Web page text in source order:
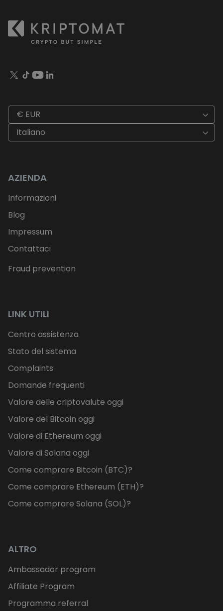
€ EUR
Italiano
AZIENDA
Informazioni
Blog
Impressum
Contattaci
Fraud prevention
LINK UTILI
Centro assistenza
Stato del sistema
Complaints
Domande frequenti
Valore delle criptovalute oggi
Valore del Bitcoin oggi
Valore di Ethereum oggi
Valore di Solana oggi
Come comprare Bitcoin (BTC)?
Come comprare Ethereum (ETH)?
Come comprare Solana (SOL)?
ALTRO
Ambassador program
Affiliate Program
Programma referral